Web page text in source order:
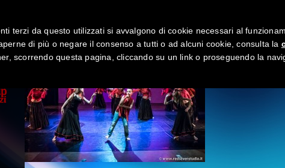
HOME ABOUT BLOG GALLERIA BENU CONTATTI ORARI
terzi da questo utilizzati si avvalgono di cookie necessari al
di più o negare il consenso a tutti o ad alcuni cookie, consulta la
scorrendo questa pagina, cliccando su un link o proseguendo la